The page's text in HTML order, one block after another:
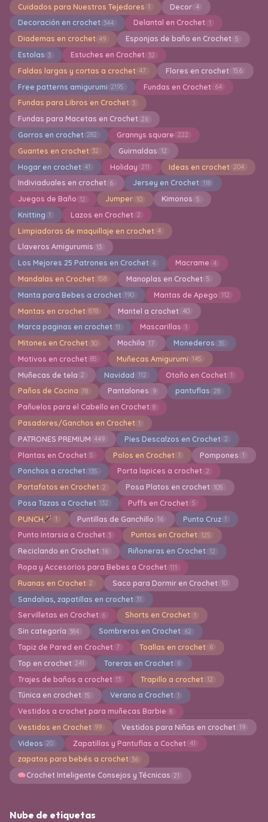
Cuidados para Nuestros Tejedores 1 Decor 4
Decoración en crochet 344 Delantal en Crochet 1
Diademas en crochet 49 Esponjas de baño en Crochet 5
Estolas 3 Estuches en Crochet 32
Faldas largas y cortas a crochet 47 Flores en crochet 156
Free patterns amigurumi 2195 Fundas en Crochet 64
Fundas para Libros en Crochet 3
Fundas para Macetas en Crochet 26
Gorros en crochet 282 Grannys square 222
Guantes en crochet 32 Guirnaldas 12
Hogar en crochet 41 Holiday 211 Ideas en crochet 204
Indiviaduales en crochet 6 Jersey en Crochet 118
Juegos de Baño 12 Jumper 10 Kimonos 5
Knitting 1 Lazos en Crochet 2
Limpiadoras de maquillaje en crochet 4
Llaveros Amigurumis 13
Los Mejores 25 Patrones en Crochet 4 Macrame 4
Mandalas en Crochet 158 Manoplas en Crochet 5
Manta para Bebes a crochet 190 Mantas de Apego 112
Mantas en crochet 878 Mantel a crochet 40
Marca paginas en crochet 11 Mascarillas 1
Mitones en Crochet 30 Mochila 17 Monederos 35
Motivos en crochet 85 Muñecas Amigurumi 145
Muñecas de tela 2 Navidad 112 Otoño en Cochet 1
Paños de Cocina 78 Pantalones 9 pantuflas 28
Pañuelos para el Cabello en Crochet 8
Pasadores/Ganchos en Crochet 1
PATRONES PREMIUM 449 Pies Descalzos en Crochet 2
Plantas en Crochet 5 Polos en Crochet 1 Pompones 1
Ponchos a crochet 135 Porta lapices a crochet 2
Portafotos en Crochet 2 Posa Platos en crochet 105
Posa Tazas a Crochet 132 Puffs en Crochet 5
PUNCH 1 Puntillas de Ganchillo 16 Punto Cruz 1
Punto Intarsia a Crochet 3 Puntos en Crochet 125
Reciclando en Crochet 16 Riñoneras en Crochet 12
Ropa y Accesorios para Bebes a Crochet 111
Ruanas en Crochet 2 Saco para Dormir en Crochet 10
Sandalias, zapatillas en crochet 31
Servilletas en Crochet 6 Shorts en Crochet 1
Sin categoría 384 Sombreros en Crochet 62
Tapiz de Pared en Crochet 7 Toallas en crochet 6
Top en crochet 241 Toreras en Crochet 6
Trajes de baños a crochet 13 Trapillo a crochet 12
Túnica en crochet 15 Verano a Crochet 1
Vestidos a crochet para muñecas Barbie 8
Vestidos en Crochet 99 Vestidos para Niñas en crochet 19
Videos 20 Zapatillas y Pantuflas a Cochet 41
zapatos para bebés a crochet 36
Crochet Inteligente Consejos y Técnicas 21
Nube de etiquetas